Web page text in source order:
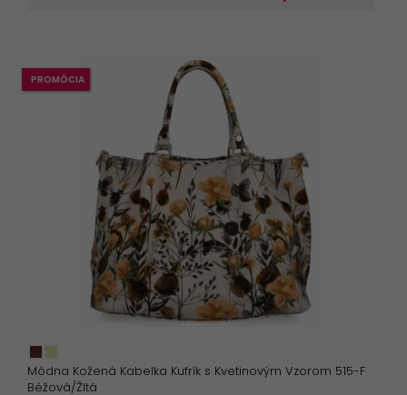
Módna Kožená Kabelka Kufrík s Kvetinovým Vzorom 515-F
Béžová/Žltá
PROMÓCIA